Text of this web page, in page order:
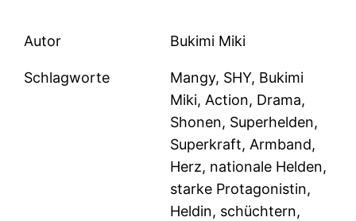
Autor Bukimi Miki
Schlagworte
Mangy, SHY, Bukimi
Miki, Action, Drama,
Shonen, Superhelden,
Superkraft, Armband,
Herz, nationale Helden,
starke Protagonistin,
Heldin, schüchtern,